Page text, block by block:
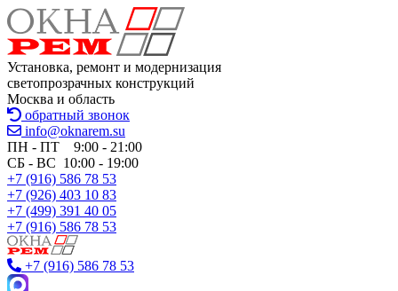
Установка, ремонт и модернизация
светопрозрачных конструкций
Москва и область
обратный звонок
info@oknarem.su
ПН - ПТ 9:00 - 21:00
СБ - ВС 10:00 - 19:00
+7 (916) 586 78 53
+7 (926) 403 10 83
+7 (499) 391 40 05
+7 (916) 586 78 53
+7 (916) 586 78 53